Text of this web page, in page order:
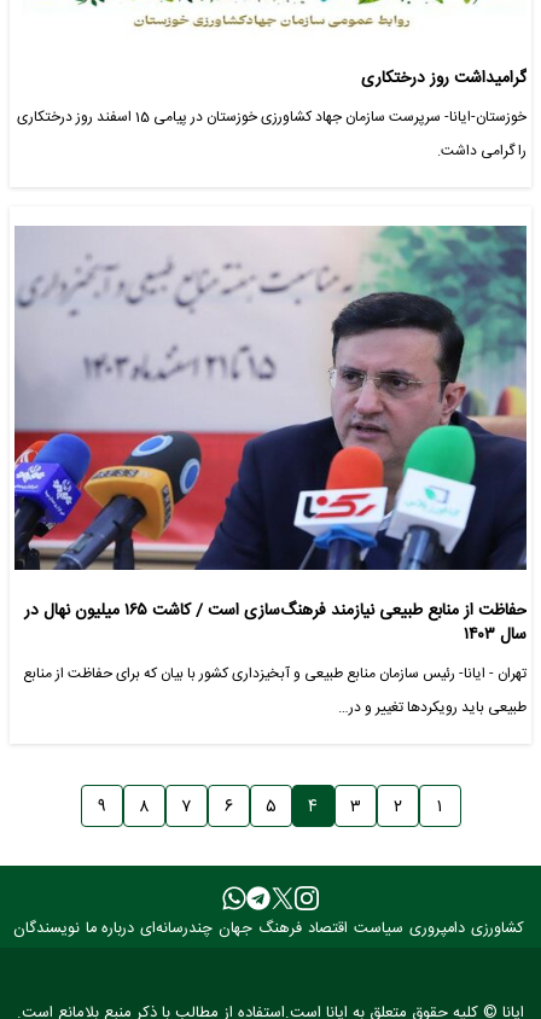
گرامیداشت روز درختکاری
خوزستان-ایانا- سرپرست سازمان جهاد کشاورزی خوزستان در پیامی 15 اسفند روز درختکاری
را گرامی داشت.
حفاظت از منابع طبیعی نیازمند فرهنگ‌سازی است / کاشت ۱۶۵ میلیون نهال در
سال ١۴٠٣
تهران - ایانا- رئیس سازمان منابع طبیعی و آبخیزداری کشور با بیان که برای حفاظت از منابع
طبیعی باید رویکردها تغییر و در…
۱ ۲ ۳ ۴ ۵ ۶ ۷ ۸ ۹
کشاورزی دامپروری سیاست اقتصاد فرهنگ جهان چندرسانه‌ای درباره ما نویسندگان
ایانا © کلیه حقوق متعلق به ایانا است.استفاده از مطالب با ذکر منبع بلامانع است.